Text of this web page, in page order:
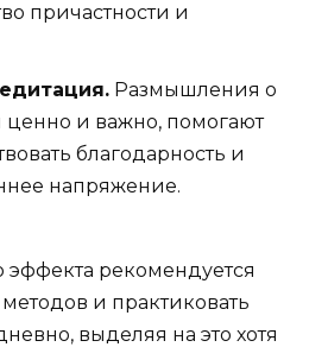
причастности и
Размышления о
ценно и важно, помогают
благодарность и
напряжение.
рекомендуется
и практиковать
выделяя на это хотя